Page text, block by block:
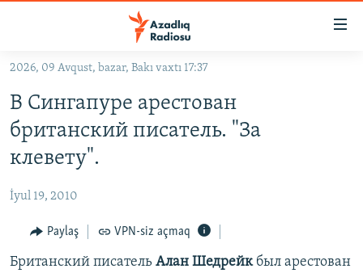
Əsas
qayıt
Əsas
naviqasiyaya
qayıt
Axtarışa
keç
#İZAHLA
KORRUPSIOMETR
FƏRQƏ BAX
QANUNI DOĞRU
ARAŞDIRMA
2026, 09 Avqust, bazar, Bakı vaxtı 17:37
В Сингапуре арестован
британский писатель. "За
клевету".
İyul 19, 2010
Paylaş VPN-siz açmaq
Британский писатель Алан Шедрейк был арестован